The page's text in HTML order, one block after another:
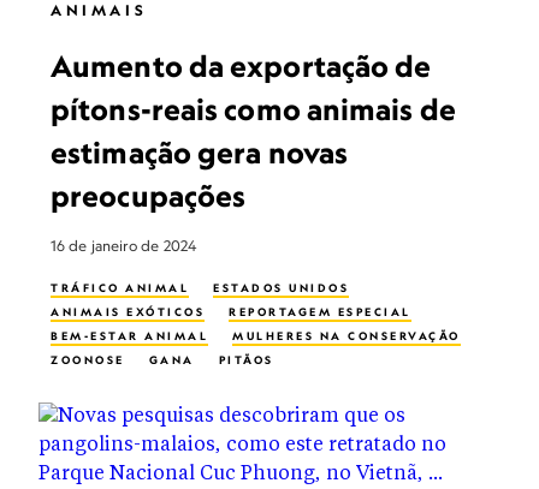
ANIMAIS
Aumento da exportação de
pítons-reais como animais de
estimação gera novas
preocupações
16 de janeiro de 2024
TRÁFICO ANIMAL
ESTADOS UNIDOS
ANIMAIS EXÓTICOS
REPORTAGEM ESPECIAL
BEM-ESTAR ANIMAL
MULHERES NA CONSERVAÇÃO
ZOONOSE
GANA PITÃOS